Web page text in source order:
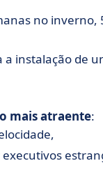
no inverno,
instalação de
mais atraente: